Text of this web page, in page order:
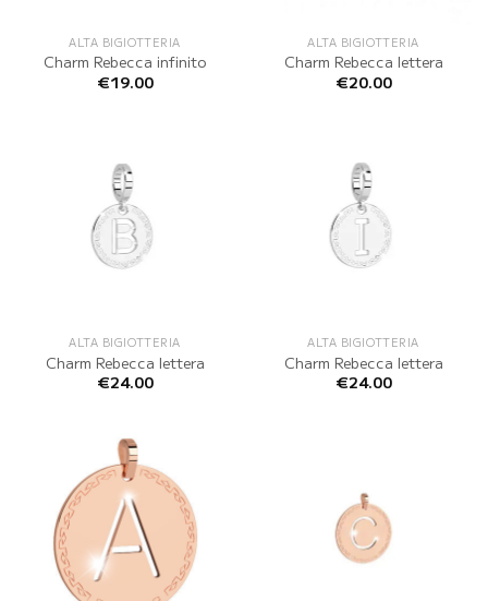
ALTA BIGIOTTERIA
Charm Rebecca infinito
€19.00
ALTA BIGIOTTERIA
Charm Rebecca lettera
€20.00
ALTA BIGIOTTERIA
Charm Rebecca lettera
€24.00
ALTA BIGIOTTERIA
Charm Rebecca lettera
€24.00